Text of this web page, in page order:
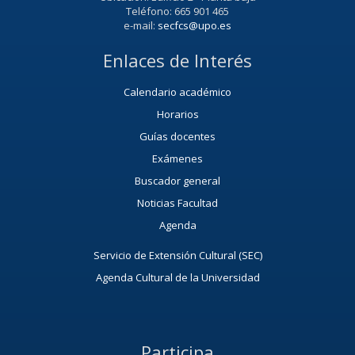
Teléfono: 665 901 465
e-mail: secfcs@upo.es
Enlaces de Interés
Calendario académico
Horarios
Guías docentes
Exámenes
Buscador general
Noticias Facultad
Agenda
Servicio de Extensión Cultural (SEC)
Agenda Cultural de la Universidad